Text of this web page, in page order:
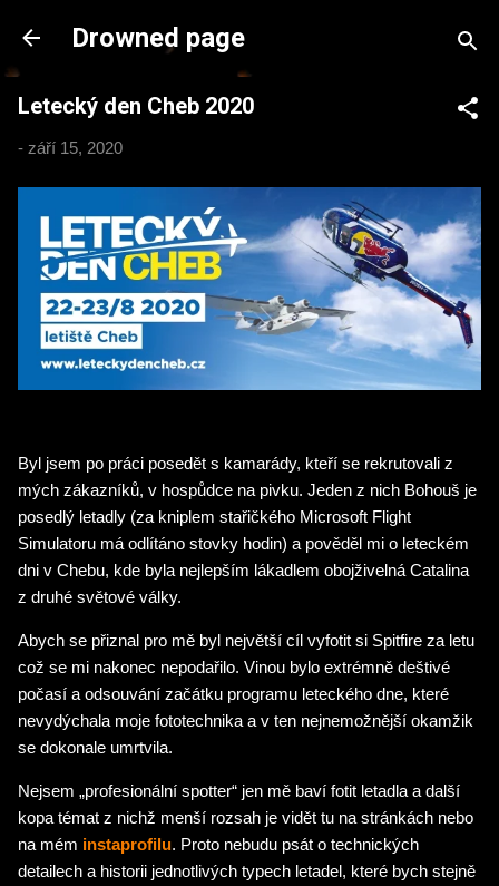
Přeskočit na hlavní obsah
Drowned page
Letecký den Cheb 2020
- září 15, 2020
Byl jsem po práci posedět s kamarády, kteří se rekrutovali z
mých zákazníků, v hospůdce na pivku. Jeden z nich Bohouš je
posedlý letadly (za kniplem stařičkého Microsoft Flight
Simulatoru má odlítáno stovky hodin) a pověděl mi o leteckém
dni v Chebu, kde byla nejlepším lákadlem obojživelná Catalina
z druhé světové války.
Abych se přiznal pro mě byl největší cíl vyfotit si Spitfire za letu
což se mi nakonec nepodařilo. Vinou bylo extrémně deštivé
počasí a odsouvání začátku programu leteckého dne, které
nevydýchala moje fototechnika a v ten nejnemožnější okamžik
se dokonale umrtvila.
Nejsem „profesionální spotter“ jen mě baví fotit letadla a další
kopa témat z nichž menší rozsah je vidět tu na stránkách nebo
na mém instaprofilu. Proto nebudu psát o technických
detailech a historii jednotlivých typech letadel, které bych stejně